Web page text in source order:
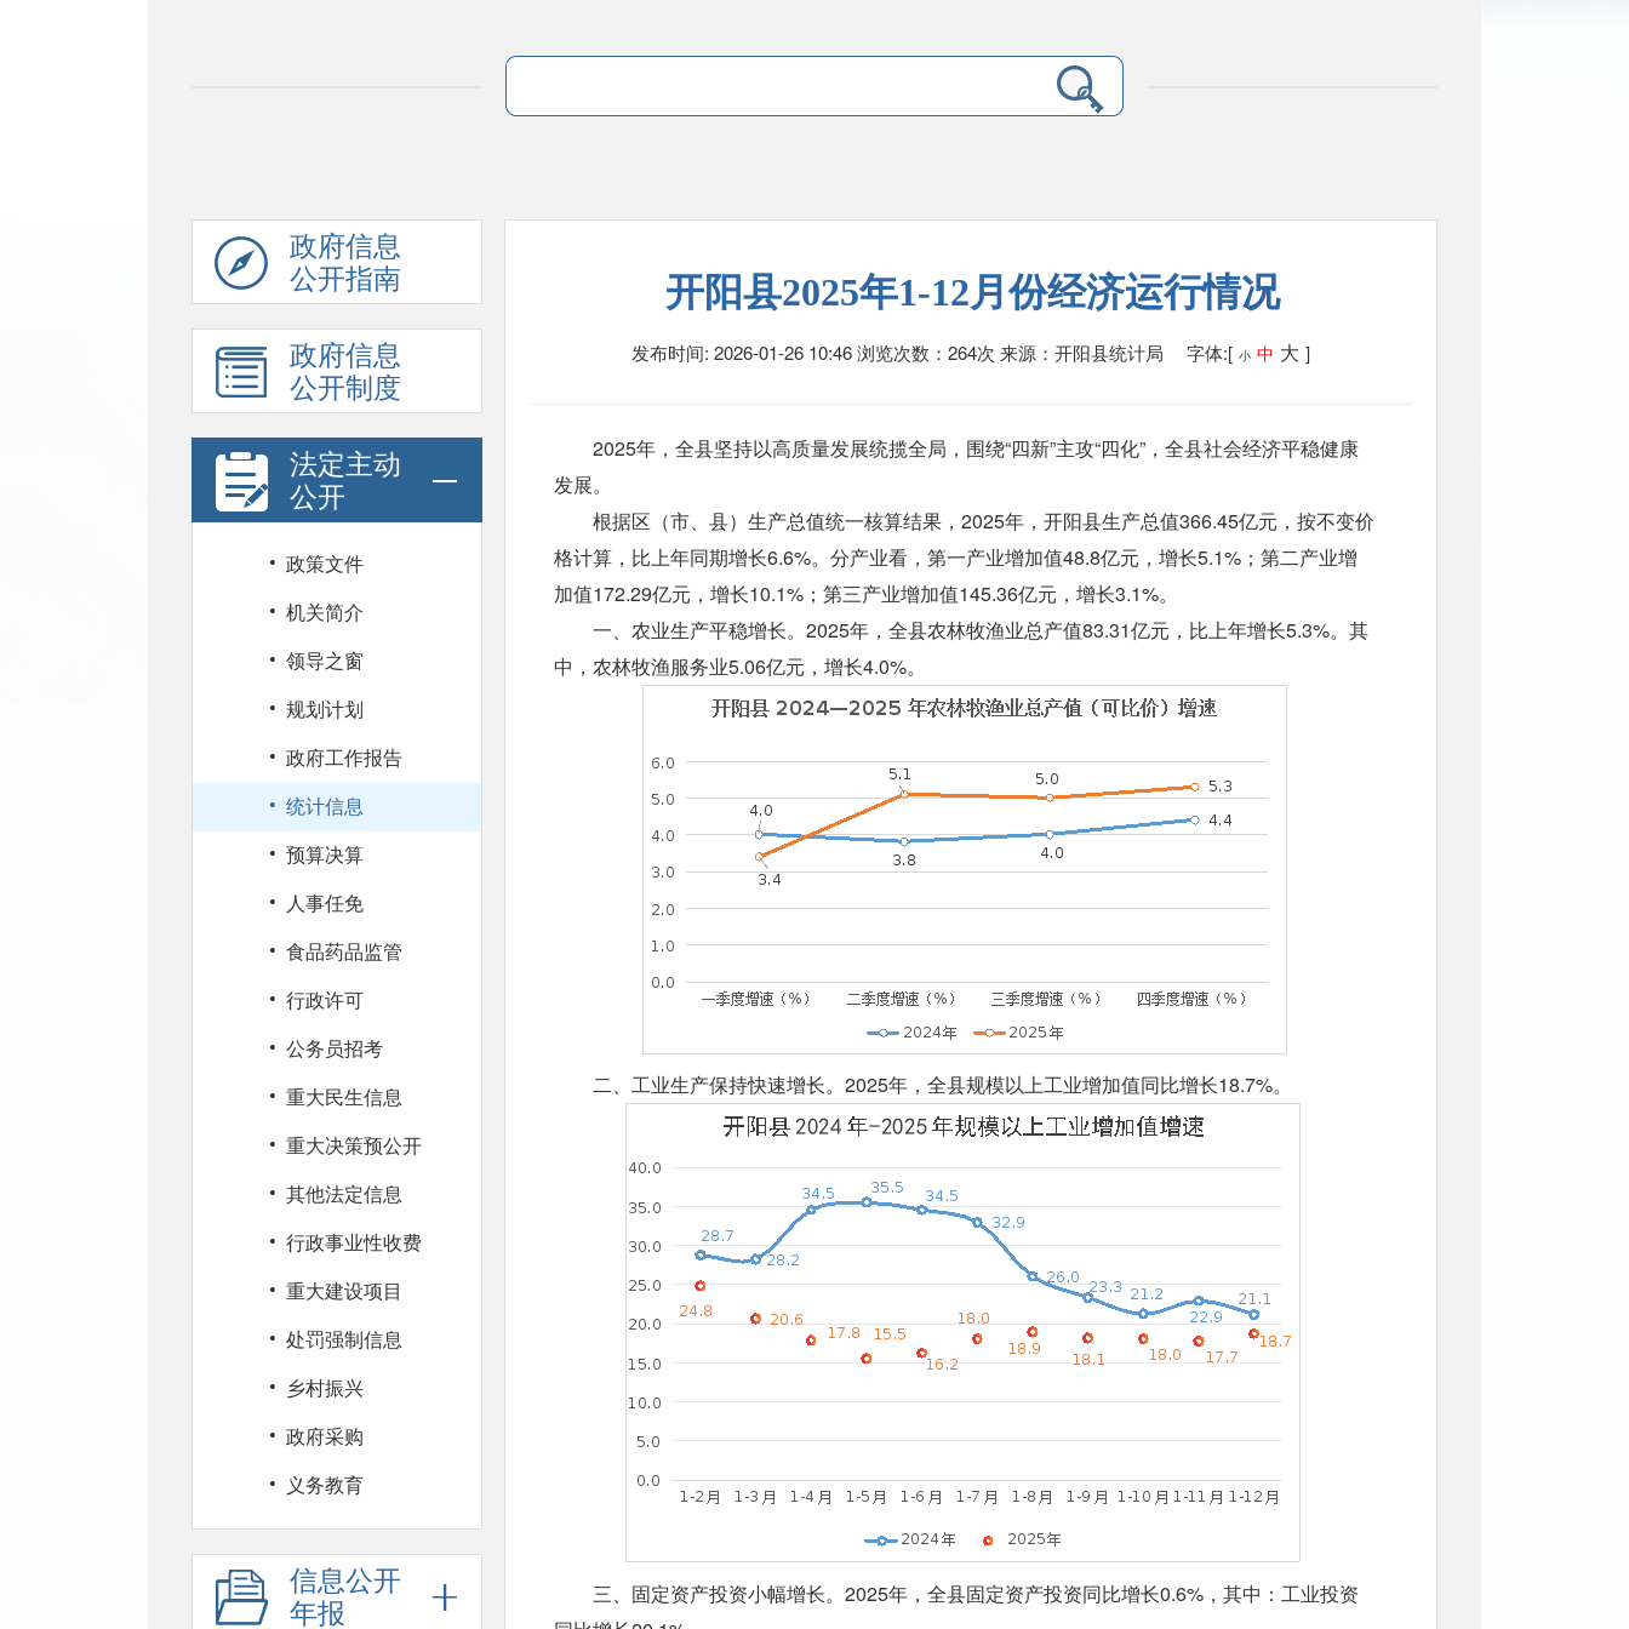
政府信息
公开指南
政府信息
公开制度
法定主动
公开
· 政策文件
· 机关简介
· 领导之窗
· 规划计划
· 政府工作报告
· 统计信息
· 预算决算
· 人事任免
· 食品药品监管
· 行政许可
· 公务员招考
· 重大民生信息
· 重大决策预公开
· 其他法定信息
· 行政事业性收费
· 重大建设项目
· 处罚强制信息
· 乡村振兴
· 政府采购
· 义务教育
信息公开
年报
开阳县2025年1-12月份经济运行情况
发布时间: 2026-01-26 10:46浏览次数：264次 来源：开阳县统计局 字体:[ 小 中 大 ]
2025年，全县坚持以高质量发展统揽全局，围绕“四新”主攻“四化”，全县社会经济平稳健康
发展。
根据区（市、县）生产总值统一核算结果，2025年，开阳县生产总值366.45亿元，按不变价
格计算，比上年同期增长6.6%。分产业看，第一产业增加值48.8亿元，增长5.1%；第二产业增
加值172.29亿元，增长10.1%；第三产业增加值145.36亿元，增长3.1%。
一、农业生产平稳增长。2025年，全县农林牧渔业总产值83.31亿元，比上年增长5.3%。其
中，农林牧渔服务业5.06亿元，增长4.0%。
二、工业生产保持快速增长。2025年，全县规模以上工业增加值同比增长18.7%。
三、固定资产投资小幅增长。2025年，全县固定资产投资同比增长0.6%，其中：工业投资